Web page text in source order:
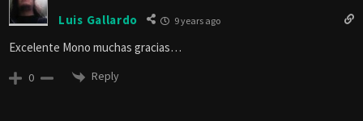
Luis Gallardo 9 years ago
Excelente Mono muchas gracias…
0 Reply